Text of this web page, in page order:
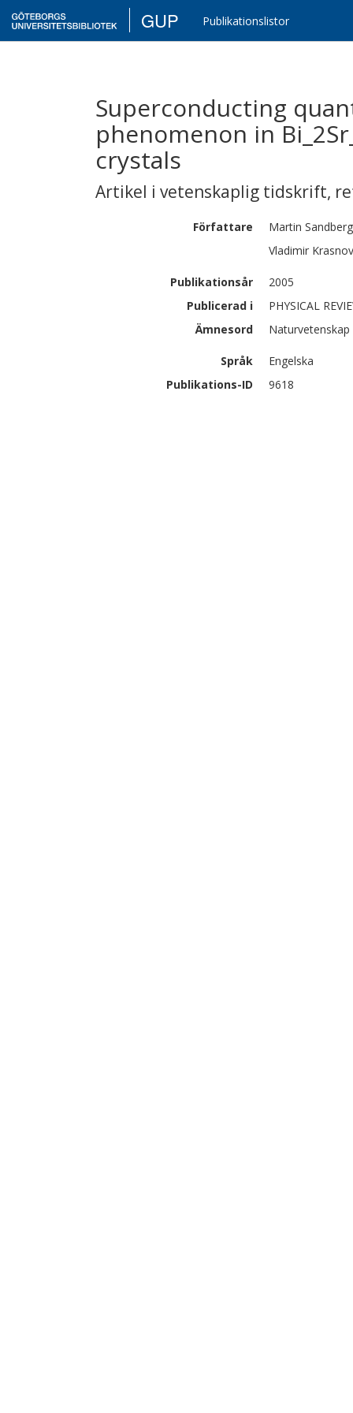
GUP Publikationslistor
Superconducting
phenomenon in
crystals
Artikel i vetenskaplig tidskrift,
Författare Martin Sandberg
Vladimir Krasnov
Publikationsår
2005
Publicerad i
PHYSICAL
Ämnesord
Språk
Engelska
Publikations-ID
9618